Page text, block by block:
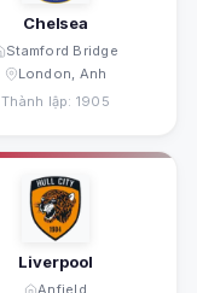
Chelsea
Stamford Bridge
London, Anh
Thành lập: 1905
Liverpool
Anfield